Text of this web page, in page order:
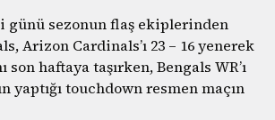
günü sezonun flaş ekiplerinden
Arizon Cardinals’ı 23 – 16 yenerek
son haftaya taşırken, Bengals WR’ı
yaptığı touchdown resmen maçın